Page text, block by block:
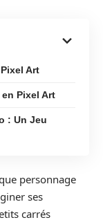
Art
Pixel Art
: Un Jeu
personnage
ses
carrés